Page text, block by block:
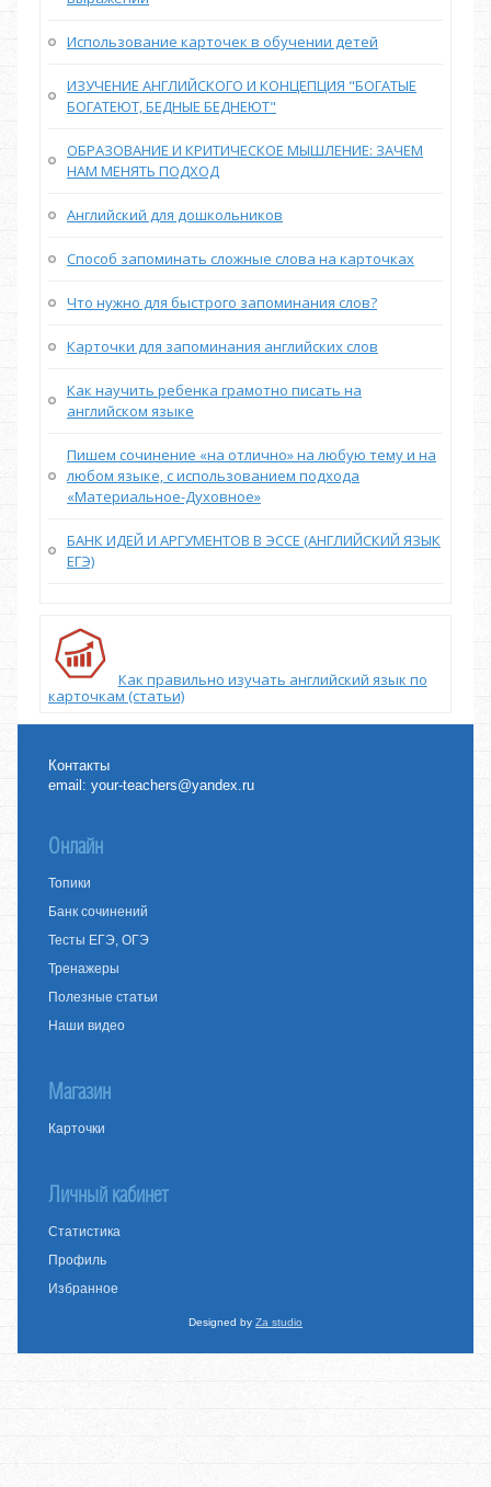
Использование карточек в обучении детей
ИЗУЧЕНИЕ АНГЛИЙСКОГО И КОНЦЕПЦИЯ "БОГАТЫЕ
БОГАТЕЮТ, БЕДНЫЕ БЕДНЕЮТ"
ОБРАЗОВАНИЕ И КРИТИЧЕСКОЕ МЫШЛЕНИЕ: ЗАЧЕМ
НАМ МЕНЯТЬ ПОДХОД
Английский для дошкольников
Способ запоминать сложные слова на карточках
Что нужно для быстрого запоминания слов?
Карточки для запоминания английских слов
Как научить ребенка грамотно писать на
английском языке
Пишем сочинение «на отлично» на любую тему и на
любом языке, с использованием подхода
«Материальное-Духовное»
БАНК ИДЕЙ И АРГУМЕНТОВ В ЭССЕ (АНГЛИЙСКИЙ ЯЗЫК
ЕГЭ)
Как правильно изучать английский язык по
карточкам (статьи)
Контакты
email:your-teachers@yandex.ru
Онлайн
Топики
Банк сочинений
Тесты ЕГЭ, ОГЭ
Тренажеры
Полезные статьи
Наши видео
Магазин
Карточки
Личный кабинет
Статистика
Профиль
Избранное
Designed by Za studio